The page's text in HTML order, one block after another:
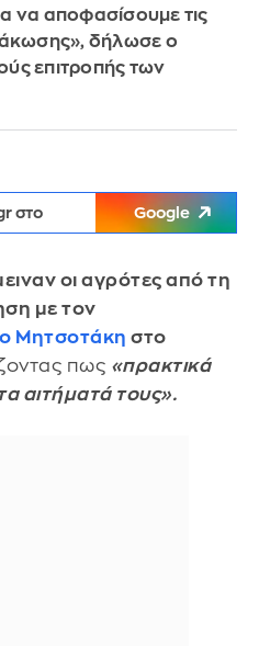
να αποφασίσουμε τις
δήλωσε ο
επιτροπής των
στο Google
οι αγρότες από τη
με τον
Μητσοτάκη στο
πως «πρακτικά
αιτήματά τους».